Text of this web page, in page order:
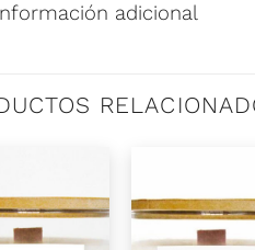
adicional